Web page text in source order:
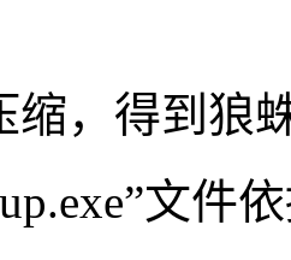
缩，得到狼
文件